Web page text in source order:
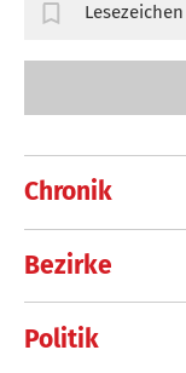
Chronik
Bezirke
Politik
Lesezeichen